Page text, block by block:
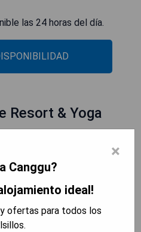
las 24 horas del día.
Resort & Yoga
×
Canggu?
ideal!
ofertas para todos los